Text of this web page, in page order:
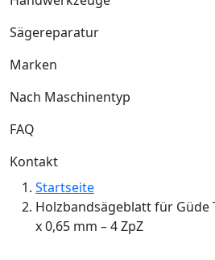
Sägereparatur
Marken
Nach Maschinentyp
FAQ
Kontakt
Startseite
Holzbandsägeblatt für Güde
x 0,65 mm – 4 ZpZ